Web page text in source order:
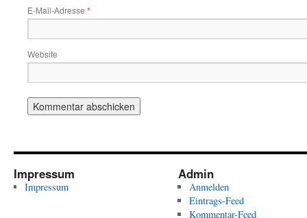
E-Mail-Adresse *
Website
Impressum
Impressum
Admin
Anmelden
Eintrags-Feed
Kommentar-Feed